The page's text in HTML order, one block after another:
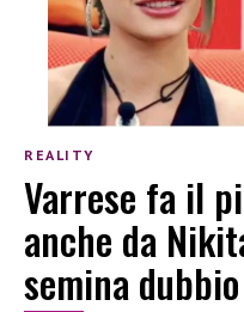
REALITY
Varrese fa il
anche da
semina